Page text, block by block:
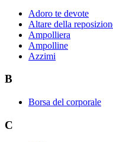
Adoro te devote
Altare della
Ampolliera
Ampolline
Azzimi
B
Borsa del corporale
C